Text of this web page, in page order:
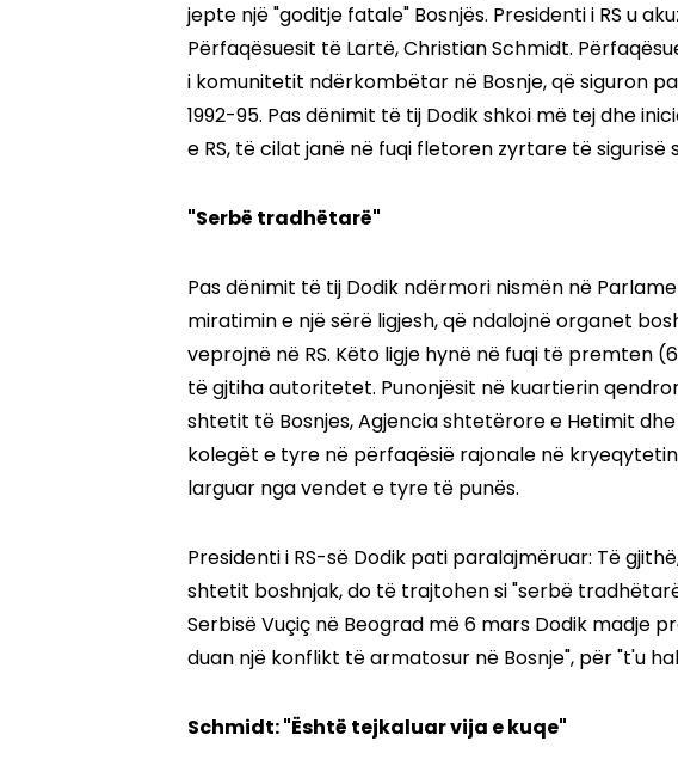
jepte një "goditje fatale" Bosnjës. Presidenti i RS u
Përfaqësuesit të Lartë, Christian Schmidt.
i komunitetit ndërkombëtar në Bosnje, që siguron
1992-95. Pas dënimit të tij Dodik shkoi më tej dhe
e RS, të cilat janë në fuqi fletoren zyrtare të sigurisë
"Serbë tradhëtarë"
Pas dënimit të tij Dodik ndërmori nismën në
miratimin e një sërë ligjesh, që ndalojnë organet
veprojnë në RS. Këto ligje hynë në fuqi të premten
të gjtiha autoritetet. Punonjësit në kuartierin
shtetit të Bosnjes, Agjencia shtetërore e Hetimit dhe
kolegët e tyre në përfaqësië rajonale në kryeqytetin
larguar nga vendet e tyre të punës.
Presidenti i RS-së Dodik pati paralajmëruar: Të
shtetit boshnjak, do të trajtohen si "serbë
Serbisë Vuçiç në Beograd më 6 mars Dodik madje
duan një konflikt të armatosur në Bosnje", për "t'u
Schmidt: "Është tejkaluar vija e kuqe"